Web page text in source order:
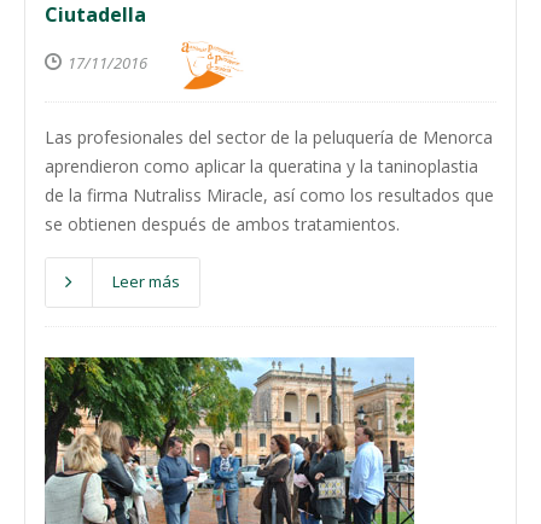
Ciutadella
17/11/2016
Las profesionales del sector de la peluquería de Menorca
aprendieron como aplicar la queratina y la taninoplastia
de la firma Nutraliss Miracle, así como los resultados que
se obtienen después de ambos tratamientos.
Leer más